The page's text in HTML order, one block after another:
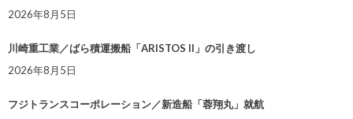
2026年8月5日
川崎重工業／ばら積運搬船「ARISTOS II」の引き渡し
2026年8月5日
フジトランスコーポレーション／新造船「蓉翔丸」就航